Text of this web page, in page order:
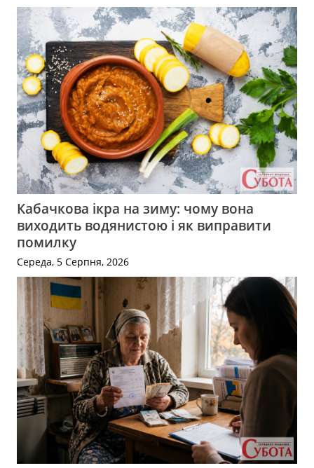
Кабачкова ікра на зиму: чому вона
виходить водянистою і як виправити
помилку
Середа, 5 Серпня, 2026